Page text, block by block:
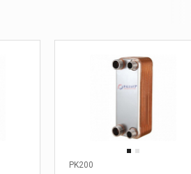
PK200